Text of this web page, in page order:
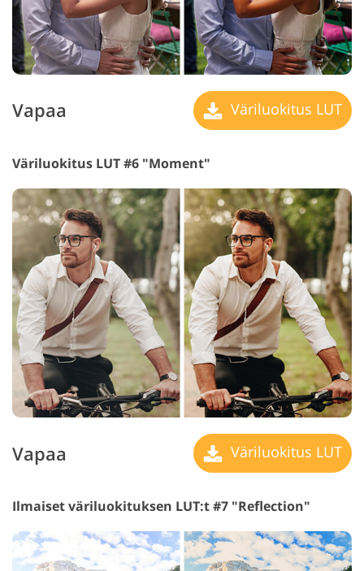
Vapaa Väriluokitus LUT
Väriluokitus LUT #6 "Moment"
Vapaa Väriluokitus LUT
Ilmaiset väriluokituksen LUT:t #7 "Reflection"